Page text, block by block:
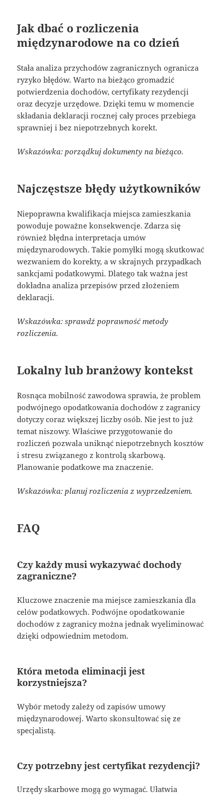
Jak dbać o rozliczenia
międzynarodowe na co dzień
Stała analiza przychodów zagranicznych ogranicza
ryzyko błędów. Warto na bieżąco gromadzić
potwierdzenia dochodów, certyfikaty rezydencji
oraz decyzje urzędowe. Dzięki temu w momencie
składania deklaracji rocznej cały proces przebiega
sprawniej i bez niepotrzebnych korekt.
Wskazówka: porządkuj dokumenty na bieżąco.
Najczęstsze błędy użytkowników
Niepoprawna kwalifikacja miejsca zamieszkania
powoduje poważne konsekwencje. Zdarza się
również błędna interpretacja umów
międzynarodowych. Takie pomyłki mogą skutkować
wezwaniem do korekty, a w skrajnych przypadkach
sankcjami podatkowymi. Dlatego tak ważna jest
dokładna analiza przepisów przed złożeniem
deklaracji.
Wskazówka: sprawdź poprawność metody
rozliczenia.
Lokalny lub branżowy kontekst
Rosnąca mobilność zawodowa sprawia, że problem
podwójnego opodatkowania dochodów z zagranicy
dotyczy coraz większej liczby osób. Nie jest to już
temat niszowy. Właściwe przygotowanie do
rozliczeń pozwala uniknąć niepotrzebnych kosztów
i stresu związanego z kontrolą skarbową.
Planowanie podatkowe ma znaczenie.
Wskazówka: planuj rozliczenia z wyprzedzeniem.
FAQ
Czy każdy musi wykazywać dochody
zagraniczne?
Kluczowe znaczenie ma miejsce zamieszkania dla
celów podatkowych. Podwójne opodatkowanie
dochodów z zagranicy można jednak wyeliminować
dzięki odpowiednim metodom.
Która metoda eliminacji jest
korzystniejsza?
Wybór metody zależy od zapisów umowy
międzynarodowej. Warto skonsultować się ze
specjalistą.
Czy potrzebny jest certyfikat rezydencji?
Urzędy skarbowe mogą go wymagać. Ułatwia